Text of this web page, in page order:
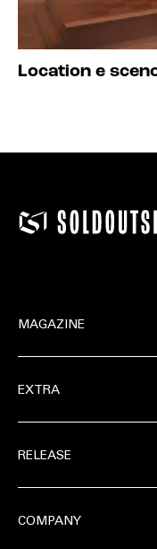
Location e
MAGAZINE
EXTRA
RELEASE
COMPANY